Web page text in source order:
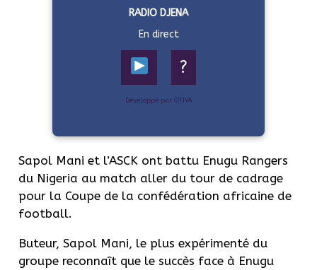
RADIO DJENA
En direct
?
Développé par OTIYA
Sapol Mani et l’ASCK ont battu Enugu Rangers
du Nigeria au match aller du tour de cadrage
pour la Coupe de la confédération africaine de
football.
Buteur, Sapol Mani, le plus expérimenté du
groupe reconnaît que le succès face à Enugu